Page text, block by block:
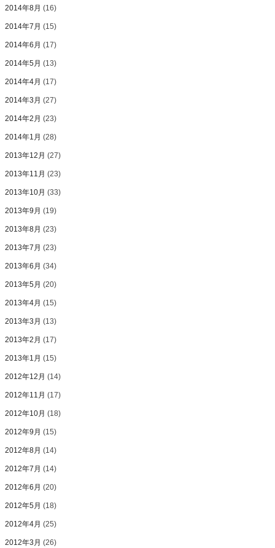
2014年8月 (16)
2014年7月 (15)
2014年6月 (17)
2014年5月 (13)
2014年4月 (17)
2014年3月 (27)
2014年2月 (23)
2014年1月 (28)
2013年12月 (27)
2013年11月 (23)
2013年10月 (33)
2013年9月 (19)
2013年8月 (23)
2013年7月 (23)
2013年6月 (34)
2013年5月 (20)
2013年4月 (15)
2013年3月 (13)
2013年2月 (17)
2013年1月 (15)
2012年12月 (14)
2012年11月 (17)
2012年10月 (18)
2012年9月 (15)
2012年8月 (14)
2012年7月 (14)
2012年6月 (20)
2012年5月 (18)
2012年4月 (25)
2012年3月 (26)